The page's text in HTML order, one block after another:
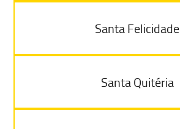
Santa Felicidade
Santa Quitéria